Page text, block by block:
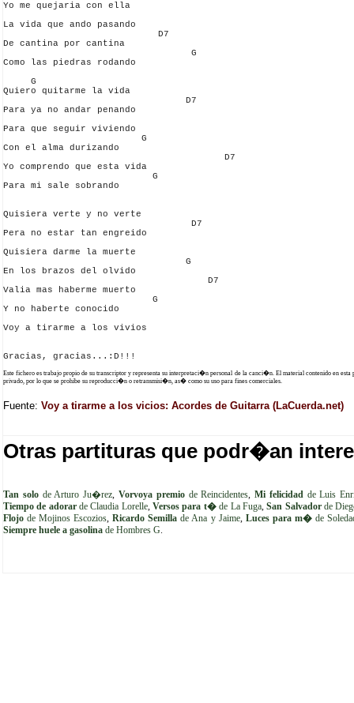
Yo me quejaria con ella
La vida que ando pasando
                            D7
De cantina por cantina
                                  G
Como las piedras rodando
     G
Quiero quitarme la vida
                                 D7
Para ya no andar penando
Para que seguir viviendo
                         G
Con el alma durizando
                                        D7
Yo comprendo que esta vida
                           G
Para mi sale sobrando
Quisiera verte y no verte
                                  D7
Pera no estar tan engreido
Quisiera darme la muerte
                                 G
En los brazos del olvido
                                     D7
Valia mas haberme muerto
                           G
Y no haberte conocido
Voy a tirarme a los vivios
Este fichero es trabajo propio de su transcriptor y representa su interpretaci�n personal de la canci�n. El material contenido en esta
privado, por lo que se prohibe su reproducci�n o retransmisi�n, as� como su uso para fines comerciales.
Fuente: Voy a tirarme a los vicios: Acordes de Guitarra (LaCuerda.net)
Otras partituras que podr�an
Tan solode Arturo Ju�rez, Vorvoya premiode Reincidentes,Mi felicidadde Luis
Tiempo de adorarde Claudia Lorelle,Versos para t�de La Fuga,San Salvadorde
Flojo de Mojinos Escozios,Ricardo Semilla de Ana y Jaime, Luces para m�de
Siempre huele a gasolina de Hombres G.